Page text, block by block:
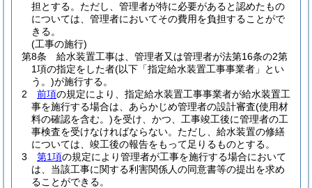
担とする。 ただし、管理者が特に必要があると認めたもの
については、管理者においてその費用を負担することがで
きる。
(工事の施行)
第8条
給水装置工事は、管理者又は管理者が法第16条の2第
1項の指定をした者(以下「指定給水装置工事事業者」とい
う。)が施行する。
2
前項の規定により、指定給水装置工事事業者が給水装置工
事を施行する場合は、あらかじめ管理者の設計審査(使用材
料の確認を含む。)を受け、かつ、工事竣工後に管理者の工
事検査を受けなければならない。 ただし、給水装置の修繕
については、竣工後の報告をもって足りるものとする。
3
第1項の規定により管理者が工事を施行する場合において
は、当該工事に関する利害関係人の同意書等の提出を求め
ることができる。